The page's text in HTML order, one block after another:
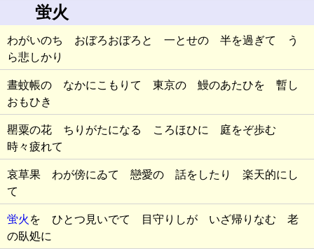
蛍火
わがいのち おぼろおぼろと 一とせの 半を過ぎて う
ら悲しかり
晝蚊帳の なかにこもりて 東京の 鰻のあたひを 暫し
おもひき
罌粟の花 ちりがたになる ころほひに 庭をぞ歩む
時々疲れて
哀草果 わが傍にゐて 戀愛の 話をしたり 楽天的にし
て
蛍火 を ひとつ見いでて 目守りしが いざ帰りなむ 老
の臥処に